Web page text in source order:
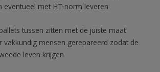
eventueel met HT-norm leveren
tussen zitten met de juiste maat
mensen gerepareerd zodat de
leven krijgen